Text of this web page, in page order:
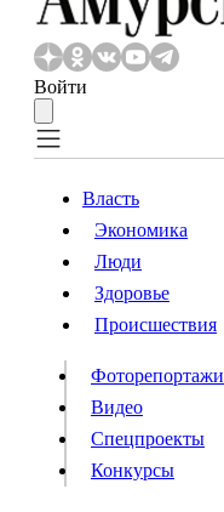
Войти
Власть
Происшествия
Видео
Конкурсы
Власть
Экономика
Люди
Здоровье
Происшествия
Фоторепортажи
Видео
Спецпроекты
Конкурсы